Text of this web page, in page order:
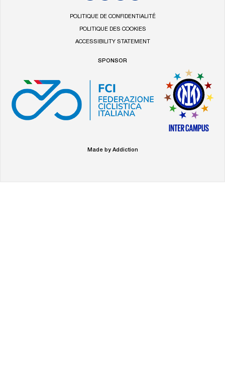
POLITIQUE DE CONFIDENTIALITÉ
POLITIQUE DES COOKIES
ACCESSIBILITY STATEMENT
SPONSOR
Made by Addiction